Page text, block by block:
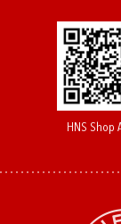
HNS Shop